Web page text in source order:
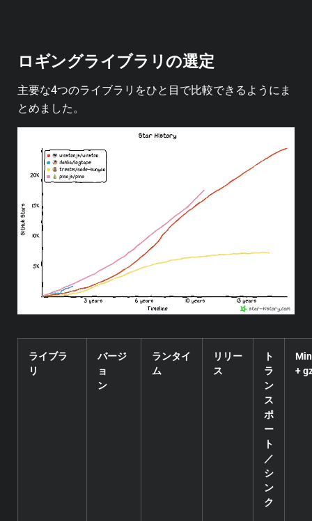
ロギングライブラリの選定
主要な4つのライブラリをひと目で比較できるようにま
とめました。
ライブラ
リ
バージ
ョ
ン
ランタイ
ム
リリー
ス
ト
ラ
ン
ス
ポ
ー
ト
／
シ
ン
ク
+